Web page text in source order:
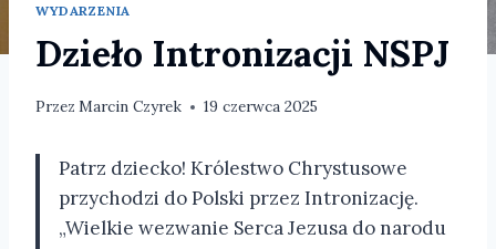
WYDARZENIA
Dzieło Intronizacji NSPJ
Przez Marcin Czyrek 19 czerwca 2025
Patrz dziecko! Królestwo Chrystusowe
przychodzi do Polski przez Intronizację.
„Wielkie wezwanie Serca Jezusa do narodu